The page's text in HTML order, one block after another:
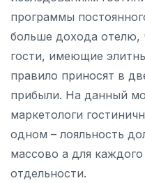
программы
больше дохода отелю,
гости, имеющие
правило приносят в
прибыли. На данный
маркетологи
одном – лояльность
массово а для
отдельности.